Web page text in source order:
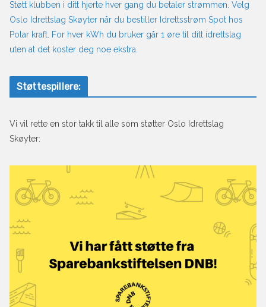
Støtt klubben i ditt hjerte hver gang du betaler strømmen. Velg
Oslo Idrettslag Skøyter når du bestiller Idrettsstrøm Spot hos
Polar kraft. For hver kWh du bruker går 1 øre til ditt idrettslag
uten at det koster deg noe ekstra.
Støttespillere:
Vi vil rette en stor takk til alle som støtter Oslo Idrettslag
Skøyter: